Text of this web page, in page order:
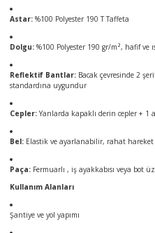
Astar: %100 Polyester 190 T Taffeta
Dolgu: %100 Polyester 190 gr/m², hafif ve
Reflektif Bantlar: Bacak çevresinde 2
standardına uygundur
Cepler:Yanlarda kapaklı derin cepler + 1
Bel: Elastik ve ayarlanabilir, rahat hareket
Paça: Fermuarlı , iş ayakkabısı veya bot
Kullanım Alanları
Şantiye ve yol yapımı